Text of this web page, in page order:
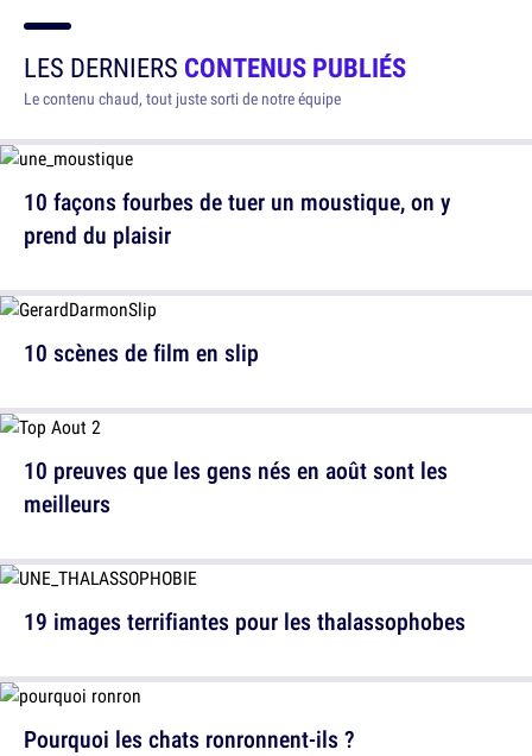
LES DERNIERS CONTENUS PUBLIÉS
Le contenu chaud, tout juste sorti de notre équipe
10 façons fourbes de tuer un moustique, on y
prend du plaisir
10 preuves que les gens nés en août sont les
meilleurs
Pourquoi les chats ronronnent-ils ?
10 scènes de film en slip
19 images terrifiantes pour les thalassophobes